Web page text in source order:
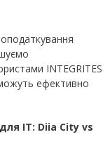
INTEGRITES
ефективно
IT: Diia City vs